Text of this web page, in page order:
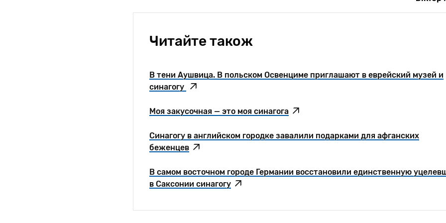
Читайте також
В тени Аушвица. В польском Освенциме приглашают в еврейский музей и
синагогу
Моя закусочная — это моя синагога
Синагогу в английском городке завалили подарками для афганских
беженцев
В самом восточном городе Германии восстановили единственную
в Саксонии синагогу